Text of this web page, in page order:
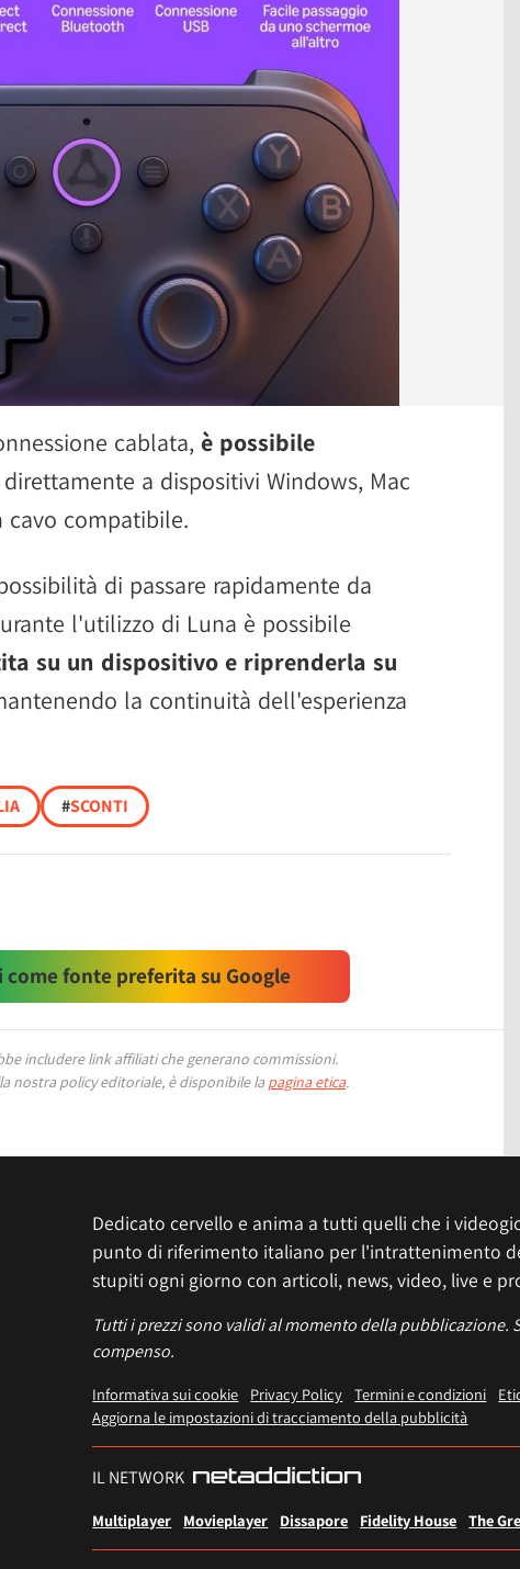
cablata, è possibile
direttamente a dispositivi Windows, Mac
cavo compatibile.
di passare rapidamente da
l'utilizzo di Luna è possibile
su un dispositivo e riprenderla su
la continuità dell'esperienza
#SCONTI
come fonte preferita su Google
includere link affiliati che generano commissioni.
nostra policy editoriale, è disponibile la pagina etica.
Dedicato cervello e anima a tutti quelli che i
punto di riferimento italiano per l'intrattenimento
stupiti ogni giorno con articoli, news, video, live e
Tutti i prezzi sono validi al momento della pubblicazione.
compenso.
Informativa sui cookie Privacy Policy Termini e condizioni
Aggiorna le impostazioni di tracciamento della pubblicità
IL NETWORK
Multiplayer Movieplayer Dissapore Fidelity House The